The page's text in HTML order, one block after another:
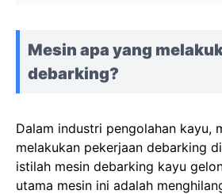
Mesin apa yang
debarking?
Dalam industri pengolahan kayu,
melakukan pekerjaan debarking
istilah mesin debarking kayu
utama mesin ini adalah